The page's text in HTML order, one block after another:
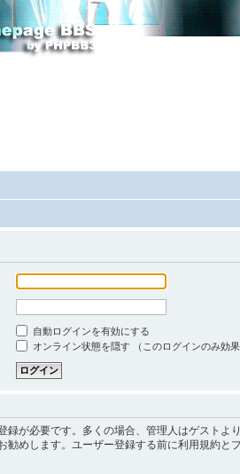
自動ログインを有効にする
オンライン状態を隠す （このログインのみ効
録が必要です。多くの場合、管理人はゲスト
勧めします。ユーザー登録する前に利用規約